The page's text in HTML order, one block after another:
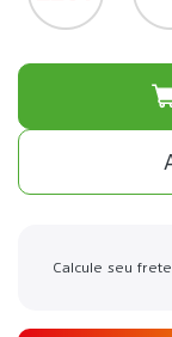
Calcule seu frete